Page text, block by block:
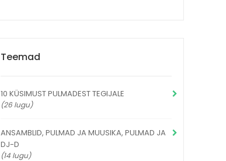
Teemad
10 KÜSIMUST PULMADEST TEGIJALE
(26 lugu)
ANSAMBLID, PULMAD JA MUUSIKA, PULMAD JA
DJ-D
(14 lugu)